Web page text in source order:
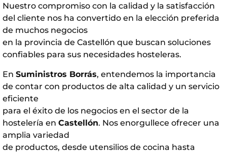
Nuestro compromiso con la calidad y la satisfacción
del cliente nos ha convertido en la elección preferida
de muchos negocios
en la provincia de Castellón que buscan soluciones
confiables para sus necesidades hosteleras.
En Suministros Borrás, entendemos la importancia
de contar con productos de alta calidad y un servicio
eficiente
para el éxito de los negocios en el sector de la
hostelería en Castellón. Nos enorgullece ofrecer una
amplia variedad
de productos, desde utensilios de cocina hasta